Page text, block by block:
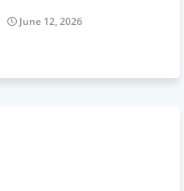
June 12, 2026